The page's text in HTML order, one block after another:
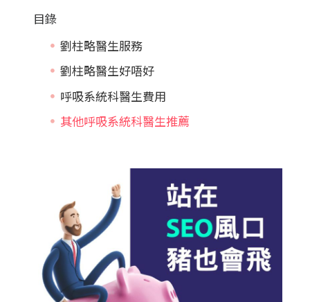
目錄
劉柱略醫生服務
劉柱略醫生好唔好
呼吸系統科醫生費用
其他呼吸系統科醫生推薦